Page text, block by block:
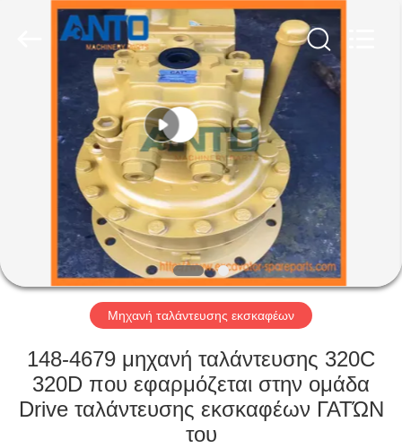
ΣΠΊΤΙ
ΠΡΟΪΌΝΤΑ
ΠΕΡΊΠΟΥ
ΕΜΕΊΣ
ΓΎΡΟΣ
ΕΡΓΟΣΤΑΣΊΩΝ
ΠΟΙΟΤΙΚΌΣ
ΈΛΕΓΧΟΣ
Μηχανή ταλάντευσης εκσκαφέων
148-4679 μηχανή ταλάντευσης 320C
320D που εφαρμόζεται στην ομάδα
Drive ταλάντευσης εκσκαφέων ΓΑΤΏΝ
του